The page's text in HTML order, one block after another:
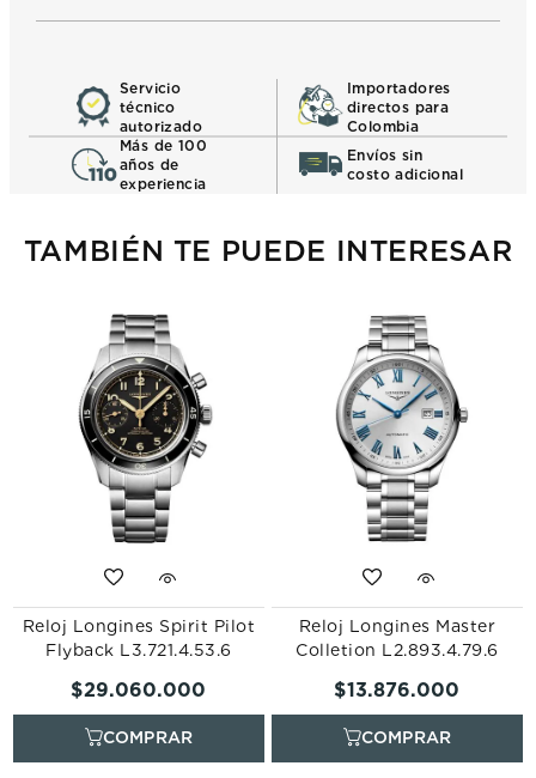
Servicio
técnico
autorizado
Importadores
directos para
Colombia
Más de 100
años de
experiencia
Envíos sin
costo adicional
TAMBIÉN TE PUEDE INTERESAR
Reloj Longines Spirit Pilot
Flyback L3.721.4.53.6
$29.060.000
Reloj Longines Master
Colletion L2.893.4.79.6
$13.876.000